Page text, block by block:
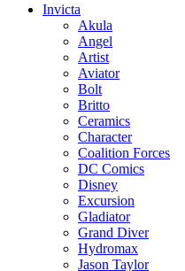
Invicta
Akula
Angel
Artist
Aviator
Bolt
Britto
Ceramics
Character
Coalition Forces
DC Comics
Disney
Excursion
Gladiator
Grand Diver
Hydromax
Jason Taylor